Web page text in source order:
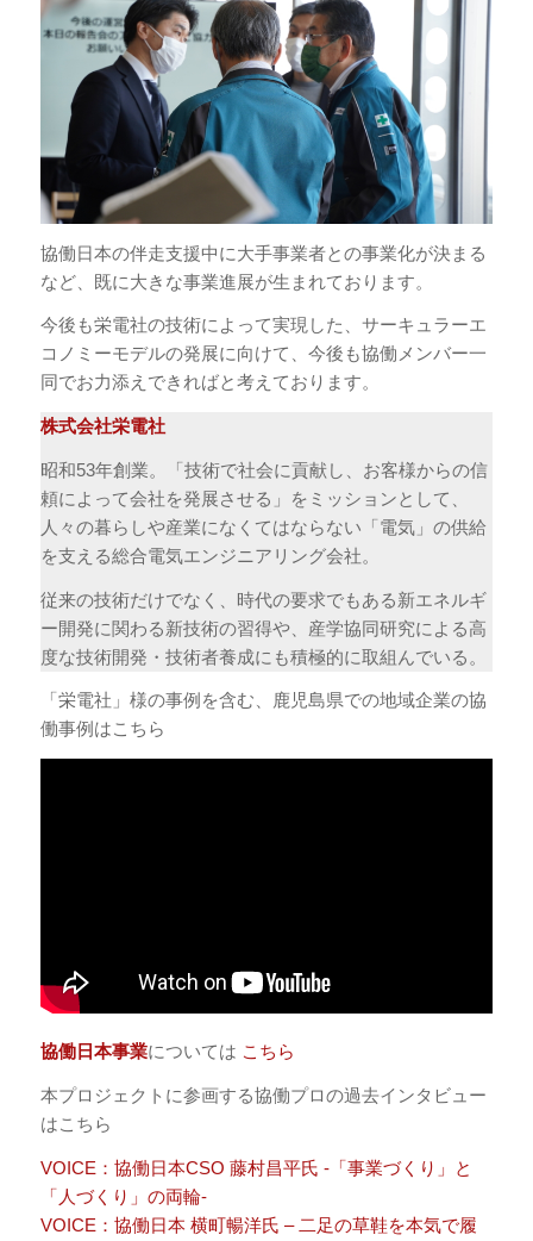
協働日本の伴走支援中に大手事業者との事業化が決まる
など、既に大きな事業進展が生まれております。
今後も栄電社の技術によって実現した、サーキュラーエ
コノミーモデルの発展に向けて、今後も協働メンバー一
同でお力添えできればと考えております。
株式会社栄電社
昭和53年創業。「技術で社会に貢献し、お客様からの信
頼によって会社を発展させる」をミッションとして、
人々の暮らしや産業になくてはならない「電気」の供給
を支える総合電気エンジニアリング会社。
従来の技術だけでなく、時代の要求でもある新エネルギ
ー開発に関わる新技術の習得や、産学協同研究による高
度な技術開発・技術者養成にも積極的に取組んでいる。
「栄電社」様の事例を含む、鹿児島県での地域企業の協
働事例はこちら
協働日本事業については こちら
本プロジェクトに参画する協働プロの過去インタビュー
はこちら
VOICE：協働日本CSO 藤村昌平氏 -「事業づくり」と
「人づくり」の両輪-
VOICE：協働日本 横町暢洋氏 – 二足の草鞋を本気で履